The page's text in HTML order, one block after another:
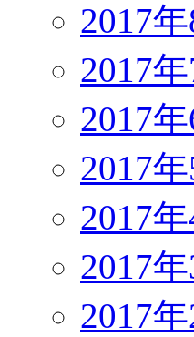
2017年
2017年
2017年
2017年
2017年
2017年
2017年